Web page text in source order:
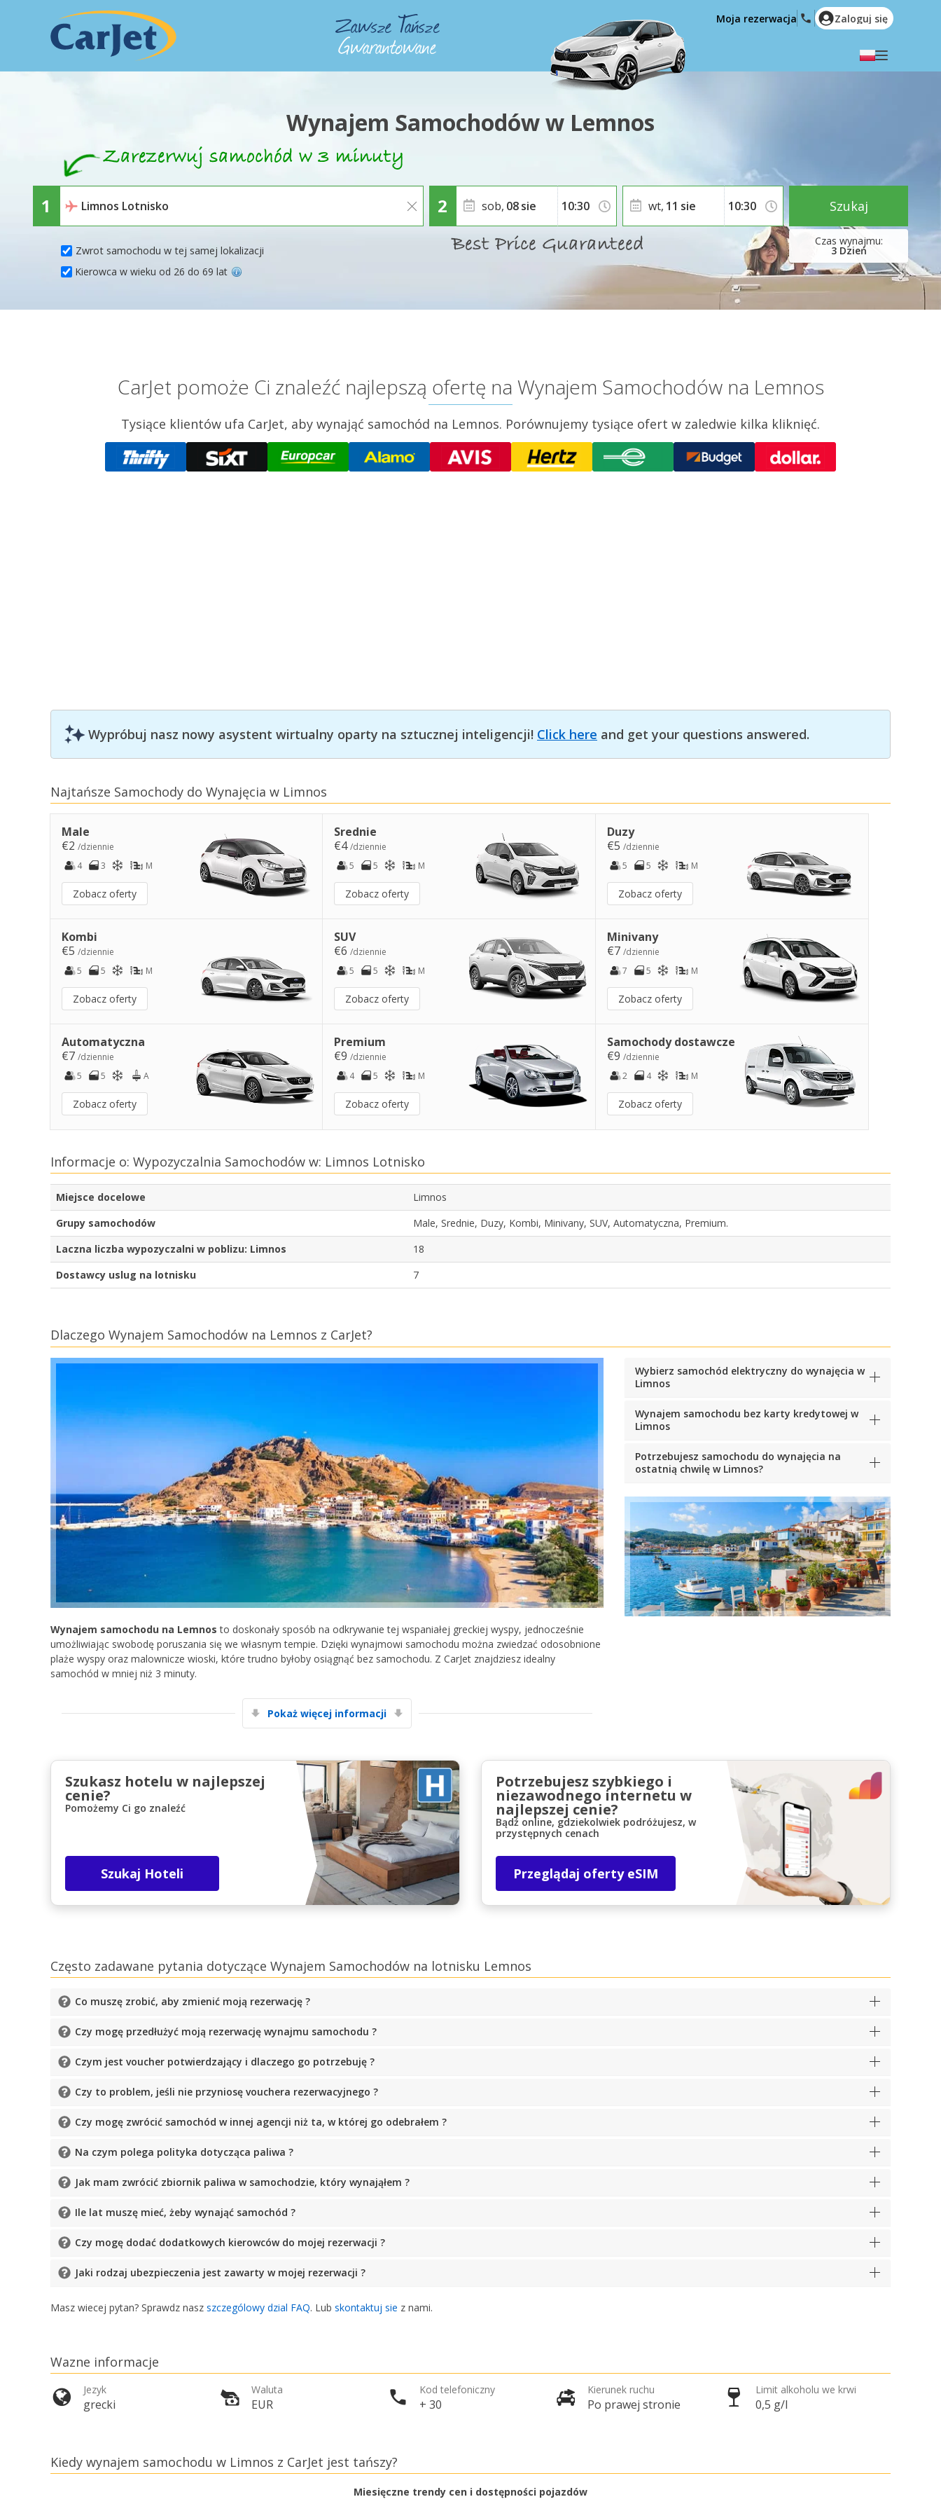
Najlepsze oszczędności
Uzyskaj dostęp do ekskluzywnych ofert
partnerów
Zaloguj się przez eLink
English (US)
Română
Ελληνικά
Hrvatski
العربية
Moja rezerwacja Zaloguj się
Wynajem Samochodów w Lemnos
Zwrot samochodu w tej samej lokalizacji
sob, 08sie
3 Dzień
wt, 11 sie
Kierowca w wieku od 26 do 69 lat
Szukaj
CarJet pomoże Ci znaleźć najlepszą ofertę na Wynajem Samochodów na Lemnos
Tysiące klientów ufa CarJet, aby wynająć samochód na Lemnos. Porównujemy tysiące ofert w zaledwie kilka kliknięć.
Wypróbuj nasz nowy asystent wirtualny oparty na sztucznej inteligencji! Click here and get your questions answered.
Najtańsze Samochody do Wynajęcia w Limnos
Male
€2 /dziennie
4
3 M
Zobacz oferty
Srednie
€4/dziennie
5
5 M
Zobacz oferty
Duzy
€5 /dziennie
5
5 M
Zobacz oferty
Kombi
€5 /dziennie
5
5 M
Zobacz oferty
SUV
€6/dziennie
5
5 M
Zobacz oferty
Minivany
€7 /dziennie
7
5 M
Zobacz oferty
Automatyczna
€7 /dziennie
5
5 A
Zobacz oferty
Premium
€9/dziennie
4
5 M
Zobacz oferty
Samochody dostawcze
€9 /dziennie
2
4 M
Zobacz oferty
Informacje o: Wypozyczalnia Samochodów w: Limnos Lotnisko
Miejsce docelowe
Limnos
Grupy samochodów
Male, Srednie, Duzy, Kombi, Minivany, SUV, Automatyczna, Premium.
Laczna liczba wypozyczalni w poblizu: Limnos
18
Dostawcy uslug na lotnisku
7
Dlaczego Wynajem Samochodów na Lemnos z CarJet?
Wynajem samochodu na Lemnos to doskonały sposób na odkrywanie tej wspaniałej greckiej wyspy, jednocześnie
umożliwiając swobodę poruszania się we własnym tempie. Dzięki wynajmowi samochodu można zwiedzać odosobnione
plaże wyspy oraz malownicze wioski, które trudno byłoby osiągnąć bez samochodu. Z CarJet znajdziesz idealny
samochód w mniej niż 3 minuty.
Pokaż więcej informacji
Wybierz samochód elektryczny do wynajęcia w
Limnos
Wynajem samochodu bez karty kredytowej w
Limnos
Potrzebujesz samochodu do wynajęcia na
ostatnią chwilę w Limnos?
Szukasz hotelu w najlepszej
cenie?
Pomożemy Ci go znaleźć
Szukaj Hoteli
Potrzebujesz szybkiego i
niezawodnego internetu w
najlepszej cenie?
Bądź online, gdziekolwiek podróżujesz, w
przystępnych cenach
Przeglądaj oferty eSIM
Często zadawane pytania dotyczące Wynajem Samochodów na lotnisku Lemnos
Co muszę zrobić, aby zmienić moją rezerwację ?
Czy mogę przedłużyć moją rezerwację wynajmu samochodu ?
Czym jest voucher potwierdzający i dlaczego go potrzebuję ?
Czy to problem, jeśli nie przyniosę vouchera rezerwacyjnego ?
Czy mogę zwrócić samochód w innej agencji niż ta, w której go odebrałem ?
Na czym polega polityka dotycząca paliwa ?
Jak mam zwrócić zbiornik paliwa w samochodzie, który wynająłem ?
Ile lat muszę mieć, żeby wynająć samochód ?
Czy mogę dodać dodatkowych kierowców do mojej rezerwacji ?
Jaki rodzaj ubezpieczenia jest zawarty w mojej rezerwacji ?
Masz wiecej pytan? Sprawdz nasz szczególowy dzial FAQ. Lub skontaktuj sie z nami.
Wazne informacje
Jezyk
grecki
Waluta
EUR
Kod telefoniczny
+ 30
Kierunek ruchu
Po prawej stronie
Limit alkoholu we krwi
0,5 g/l
Kiedy wynajem samochodu w Limnos z CarJet jest tańszy?
Miesięczne trendy cen i dostępności pojazdów